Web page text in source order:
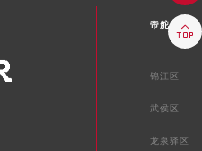
帝舵成都市
锦江区
武侯区
龙泉驿区
